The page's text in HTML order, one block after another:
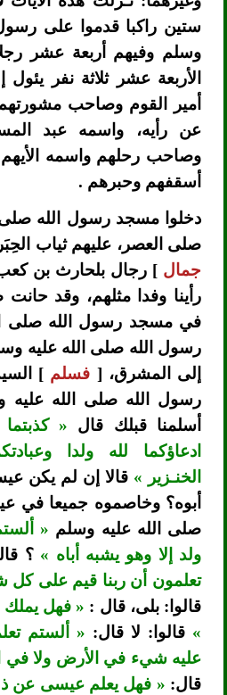
ستين راكبا قدموا على
وسلم وفيهم أربعة عشر
الأربعة عشر ثلاثة نفر
أمير القوم وصاحب
عن رأيه، واسمه عبد
وصاحب رحلهم واسمه الأيهم
أسقفهم وحبرهم .
دخلوا مسجد رسول الله
صلى العصر، عليهم ثياب
جمال ] رجال بلحارث بن
رأينا وفدا مثلهم، وقد حانت
في مسجد رسول الله صلى
رسول الله صلى الله عليه
إلى المشرق، [ فسلم ]
رسول الله صلى الله عليه
أسلمنا قبلك قال «
ادعاؤكما لله ولدا
الخنـزير » قالا إن لم يكن
أبوه؟ وخاصموه جميعا في
صلى الله عليه وسلم «
ولد إلا وهو يشبه أباه » ؟
تعلمون أن ربنا قيم على
قالوا: بلى، قال : « فهل
» قالوا: لا قال: « ألستم
عليه شيء في الأرض ولا في
قال: « فهل يعلم عيسى عن